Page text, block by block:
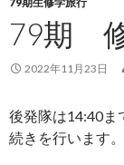
79期
2022年11月23日
後発隊は14:40ま
続きを行います。